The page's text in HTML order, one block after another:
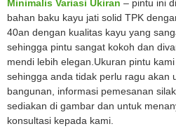
Minimalis Variasi Ukiran – pintu ini
bahan baku kayu jati solid TPK
40an dengan kualitas kayu yang
sehingga pintu sangat kokoh dan
mendi lebih elegan.Ukuran pintu
sehingga anda tidak perlu ragu akan
bangunan, informasi pemesanan
sediakan di gambar dan untuk
konsultasi kepada kami.